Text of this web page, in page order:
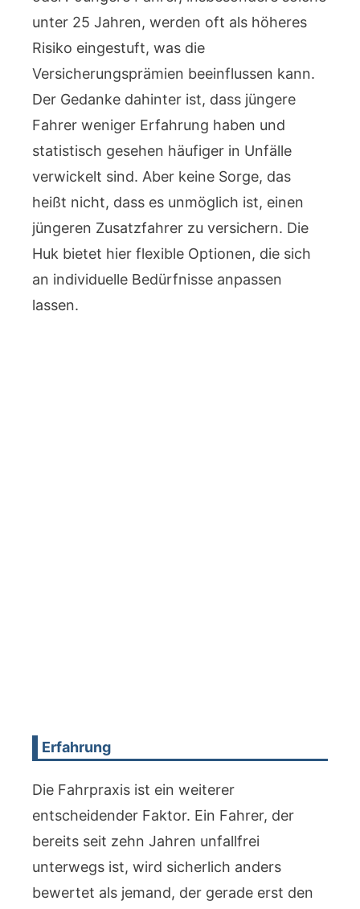
unter 25 Jahren, werden oft als höheres
Risiko eingestuft, was die
Versicherungsprämien beeinflussen kann.
Der Gedanke dahinter ist, dass jüngere
Fahrer weniger Erfahrung haben und
statistisch gesehen häufiger in Unfälle
verwickelt sind. Aber keine Sorge, das
heißt nicht, dass es unmöglich ist, einen
jüngeren Zusatzfahrer zu versichern. Die
Huk bietet hier flexible Optionen, die sich
an individuelle Bedürfnisse anpassen
lassen.
Erfahrung
Die Fahrpraxis ist ein weiterer
entscheidender Faktor. Ein Fahrer, der
bereits seit zehn Jahren unfallfrei
unterwegs ist, wird sicherlich anders
bewertet als jemand, der gerade erst den